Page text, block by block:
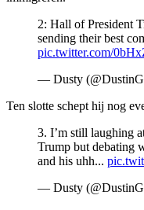
2: Hall of President
sending their best
pic.twitter.com/
— Dusty
Ten slotte schept hij nog
3. I’m still laughing
Trump but debating
and his uhh...
— Dusty